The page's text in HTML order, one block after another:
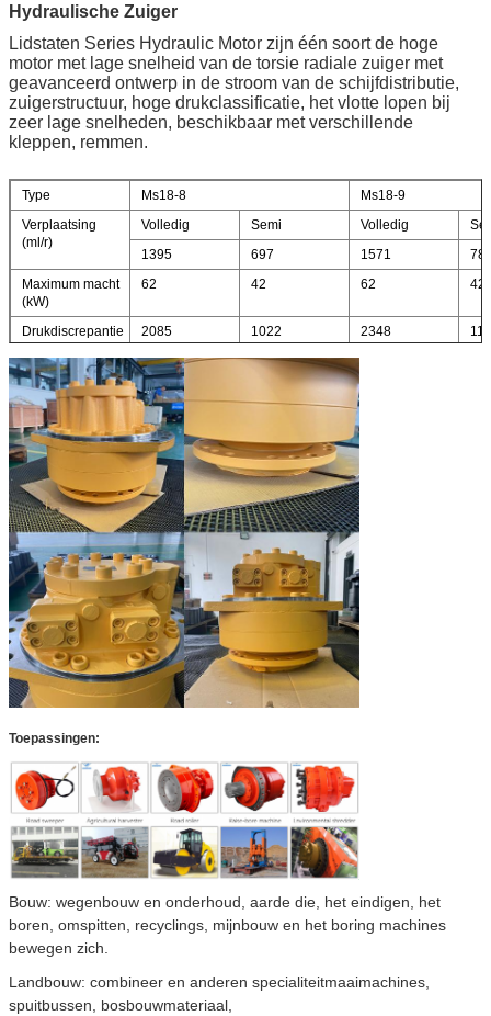
Hydraulische Zuiger
Lidstaten Series Hydraulic Motor zijn één soort de hoge
motor met lage snelheid van de torsie radiale zuiger met
geavanceerd ontwerp in de stroom van de schijfdistributie,
zuigerstructuur, hoge drukclassificatie, het vlotte lopen bij
zeer lage snelheden, beschikbaar met verschillende
kleppen, remmen.
Type Ms18-8
Ms18-9
Verplaatsing
(ml/r)
Volledig Semi Volledig
1395
697 1571
Maximum macht
(kW)
62 42 62 42
Drukdiscrepantie
10MPa torsie (N.
m)
2085 1022 2348
Geschatte torsie
(N. m)
5212
Geschatte druk
(MPa)
25
Maximum druk
(MPa)
40
Geschatte
snelheid (r/min)
55
Snelheidswaaier
(r/min)
0-150
Toepassingen:
Bouw: wegenbouw en onderhoud, aarde die, het eindigen, het
boren, omspitten, recyclings, mijnbouw en het boring machines
bewegen zich.
Landbouw: combineer en anderen specialiteitmaaimachines,
spuitbussen, bosbouwmateriaal,